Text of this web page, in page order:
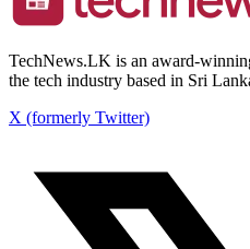
TechNews.LK is an award-
the tech industry based in Sri
X (formerly Twitter)